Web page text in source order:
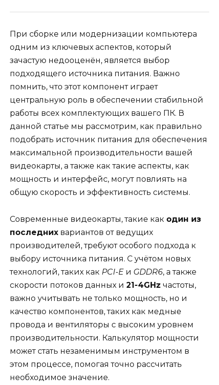
При сборке или модернизации компьютера
одним из ключевых аспектов, который
зачастую недооценён, является выбор
подходящего источника питания. Важно
помнить, что этот компонент играет
центральную роль в обеспечении стабильной
работы всех комплектующих вашего ПК. В
данной статье мы рассмотрим, как правильно
подобрать источник питания для обеспечения
максимальной производительности вашей
видеокарты, а также как такие аспекты, как
мощность и интерфейс, могут повлиять на
общую скорость и эффективность системы.
Современные видеокарты, такие как один из
последних вариантов от ведущих
производителей, требуют особого подхода к
выбору источника питания. С учётом новых
технологий, таких как PCI-E и GDDR6, а также
скорости потоков данных и 21-4GHz частоты,
важно учитывать не только мощность, но и
качество компонентов, таких как медные
провода и вентиляторы с высоким уровнем
производительности. Калькулятор мощности
может стать незаменимым инструментом в
этом процессе, помогая точно рассчитать
необходимое значение.